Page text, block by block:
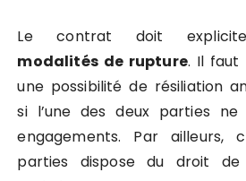
Le contrat doit
modalités de rupture. Il faut
une possibilité de résiliation
si l’une des deux parties
engagements. Par ailleurs,
parties dispose du droit